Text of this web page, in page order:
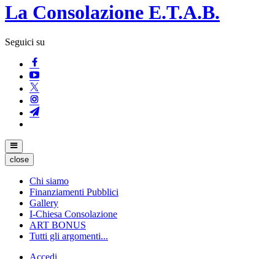
La Consolazione E.T.A.B.
Seguici su
close
Chi siamo
Finanziamenti Pubblici
Gallery
I-Chiesa Consolazione
ART BONUS
Tutti gli argomenti...